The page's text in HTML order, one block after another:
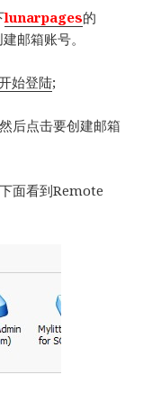
lunarpages的
邮箱账号。
始登陆;
后点击要创建邮箱
面看到Remote